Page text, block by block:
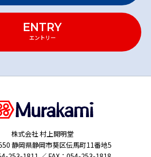
ENTRY
エントリー
株式会社 村上開明堂
静岡県静岡市葵区伝馬町11番地5